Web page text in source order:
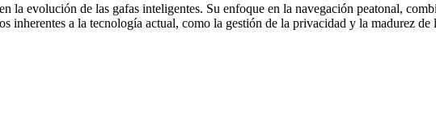
la evolución de las gafas inteligentes. Su enfoque en la navegación peatonal,
inherentes a la tecnología actual, como la gestión de la privacidad y la madurez